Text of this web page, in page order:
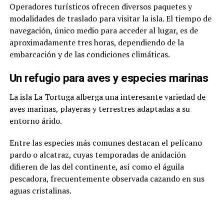
Operadores turísticos ofrecen diversos paquetes y
modalidades de traslado para visitar la isla. El tiempo de
navegación, único medio para acceder al lugar, es de
aproximadamente tres horas, dependiendo de la
embarcación y de las condiciones climáticas.
Un refugio para aves y especies marinas
La isla La Tortuga alberga una interesante variedad de
aves marinas, playeras y terrestres adaptadas a su
entorno árido.
Entre las especies más comunes destacan el pelícano
pardo o alcatraz, cuyas temporadas de anidación
difieren de las del continente, así como el águila
pescadora, frecuentemente observada cazando en sus
aguas cristalinas.